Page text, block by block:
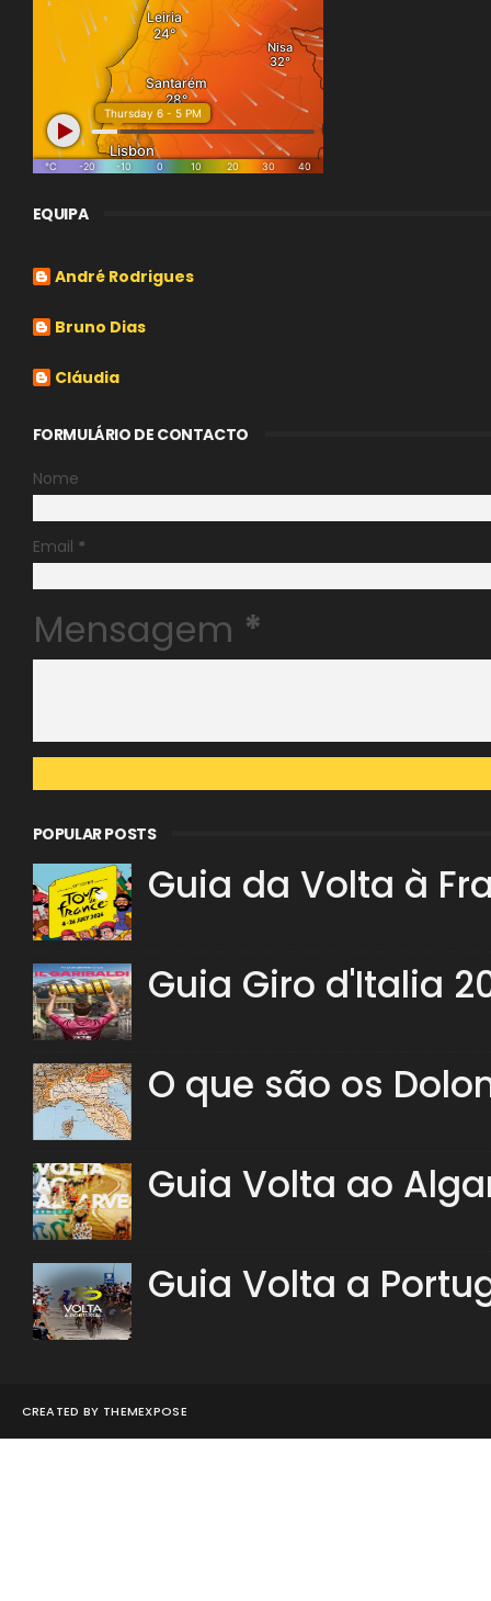
EQUIPA
André Rodrigues
Bruno Dias
Cláudia
FORMULÁRIO DE CONTACTO
Nome
Email *
Mensagem *
POPULAR POSTS
Guia da Volta à
Guia Giro d'Italia
O que são os
Guia Volta ao
Guia Volta a
CREATED BY THEMEXPOSE